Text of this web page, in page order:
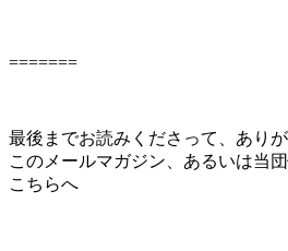
=======
最後までお読みくださって、あり
このメールマガジン、あるいは当
こちらへ